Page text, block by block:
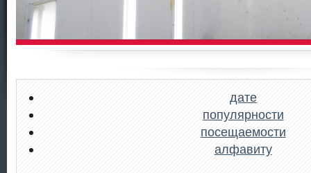
дате
популярности
посещаемости
алфавиту